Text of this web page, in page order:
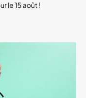
le 15 août !